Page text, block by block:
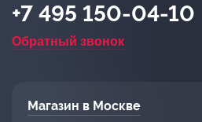
+7 495 150-04-10
Обратный звонок
Магазин в Москве